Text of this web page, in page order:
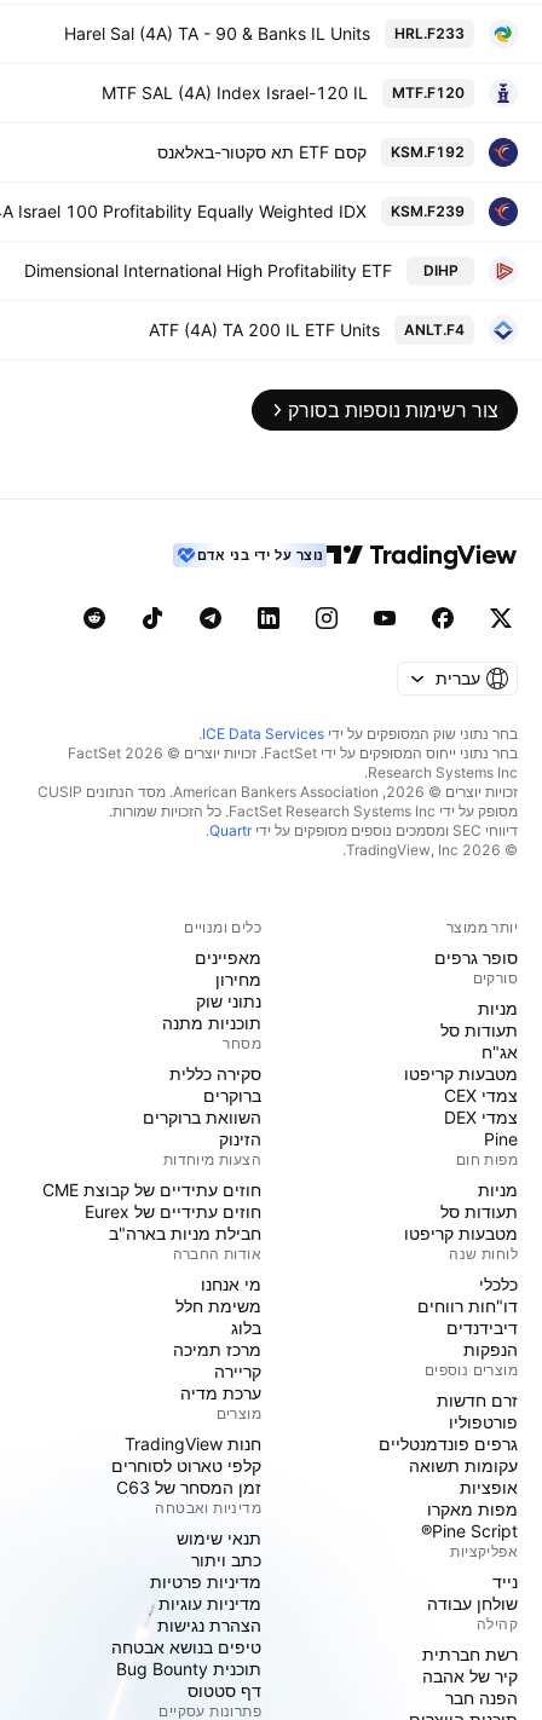
HRL.F233
Harel Sal (4A) TA - 90 & Banks IL Units
MTF.F120
MTF SAL (4A) Index Israel-120 IL
KSM.F192 קסם ETF תא סקטור-באלאנס
KSM.F239
Israel 100 Profitability Equally Weighted IDX
DIHP
Dimensional International High Profitability ETF
ANLT.F4
ATF (4A) TA 200 IL ETF Units
צור רשימות נוספות בסורק
נוצר על ידי בני אדם
עברית
בחר נתוני שוק המסופקים על ידי ICE Data Services
.
בחר נתוני ייחוס המסופקים על ידי FactSet. זכויות יוצרים © 2026 ‏FactSet
Research Systems Inc.‏
זכויות יוצרים © 2026, ‏American Bankers Association. מסד הנתונים CUSIP
מסופק על ידי FactSet Research Systems Inc. כל הזכויות שמורות.
דיווחי SEC ומסמכים נוספים מסופקים על ידי
Quartr
.
© 2026 ‏TradingView, Inc.‏
יותר ממוצר
סופר גרפים
סורקים
מניות‏
תעודות סל
אג"ח
מטבעות קריפטו
צמדי CEX
צמדי DEX
Pine
מפות חום
מניות‏
תעודות סל
מטבעות קריפטו
לוחות שנה
כלכלי
דו"חות רווחים
דיבידנדים
הנפקות
מוצרים נוספים
זרם חדשות
פורטפוליו
גרפים פונדמנטליים
עקומות תשואה
אופציות
מפות מאקרו
Pine Script®
אפליקציות
נייד
שולחן עבודה
קהילה
רשת חברתית
קיר של אהבה
הפנה חבר
כלים ומנויים
מאפיינים
מחירון
נתוני שוק
תוכניות מתנה
מסחר
סקירה כללית
ברוקרים
השוואת ברוקרים
הזינוק
הצעות מיוחדות
חוזים עתידיים של קבוצת CME
חוזים עתידיים של Eurex
חבילת מניות בארה"ב
אודות החברה
מי אנחנו
משימת חלל
בלוג
מרכז תמיכה
קריירה
ערכת מדיה
מוצרים
חנות TradingView
קלפי טארוט לסוחרים
זמן המסחר של C63
מדיניות ואבטחה
תנאי שימוש
כתב ויתור
מדיניות פרטיות
מדיניות עוגיות
הצהרת נגישות
טיפים בנושא אבטחה
תוכנית Bug Bounty
דף סטטוס
פתרונות עסקיים